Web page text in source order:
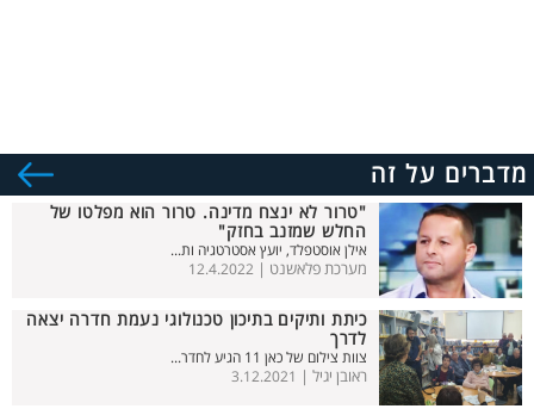
מדברים על זה
"טרור לא ינצח מדינה. טרור הוא מפלטו של
החלש שמזנב בחזק"
אילן אוסטפלד, יועץ אסטרטגיה ות...
מערכת פלאשנט | 12.4.2022
כיתת ותיקים בתיכון טכנולוגי נעמת חדרה יצאה
לדרך
צוות צילום של כאן 11 הגיע לחדר...
ראובן יגיל | 3.12.2021